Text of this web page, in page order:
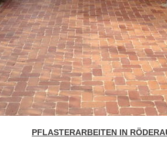
PFLASTERARBEITEN IN